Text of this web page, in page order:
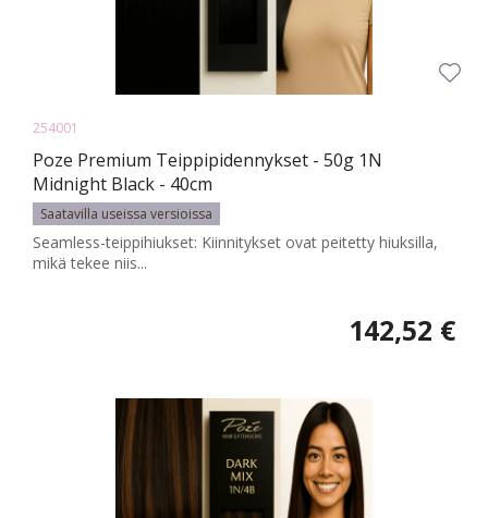
254001
Poze Premium Teippipidennykset - 50g 1N
Midnight Black - 40cm
Saatavilla useissa versioissa
Seamless-teippihiukset: Kiinnitykset ovat peitetty hiuksilla,
mikä tekee niis...
142,52 €